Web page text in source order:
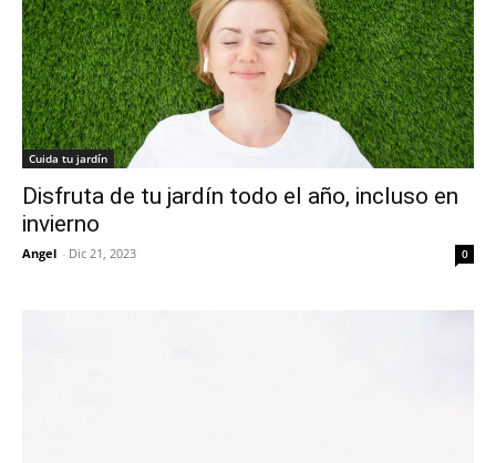
Cuida tu jardín
Disfruta de tu jardín todo el año, incluso en
invierno
Angel - Dic 21, 2023 0